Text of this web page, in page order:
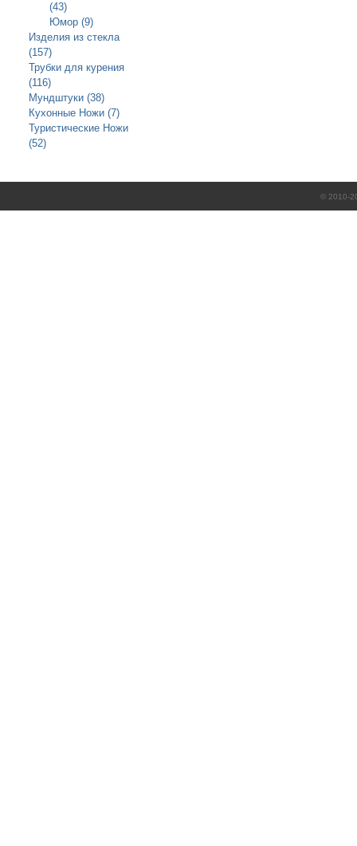
(43)
Юмор (9)
Изделия из стекла
(157)
Трубки для курения
(116)
Мундштуки (38)
Кухонные Ножи (7)
Туристические Ножи
(52)
© 2010-